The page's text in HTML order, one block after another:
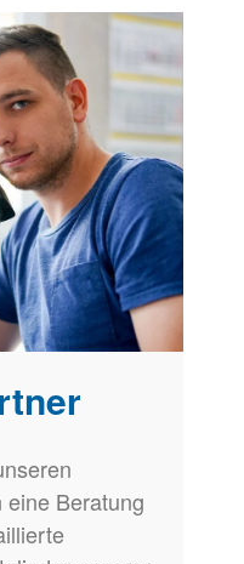
Beratung